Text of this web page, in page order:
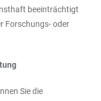
beeinträchtigt
Forschungs- oder
Sie die